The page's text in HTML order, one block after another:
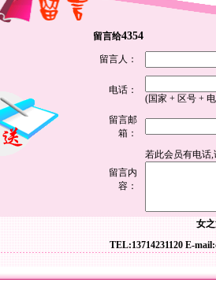
留言给4354
留言人：
电话：
(国家 + 区号 +
留言邮
箱：
留言内
容：
若此会员有电话
女
TEL:13714231120 E-mail: